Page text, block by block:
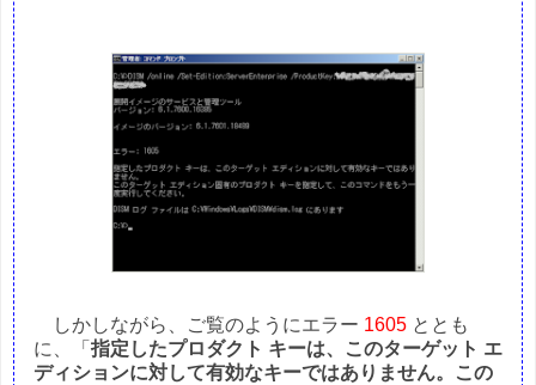
しかしながら、ご覧のようにエラー 1605ととも
に、「 指定したプロダクト キーは、このターゲット エ
ディションに対して有効なキーではありません。この